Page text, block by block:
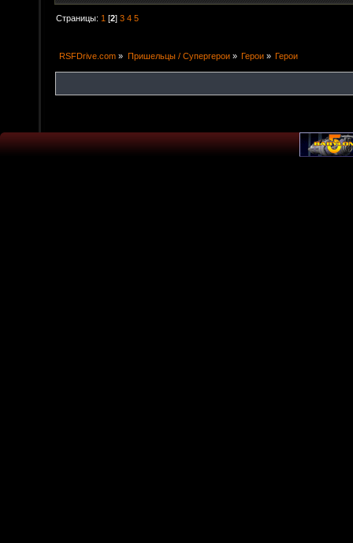
Страницы: 1 [2]3 4 5
RSFDrive.com » Пришельцы / Супергерои» Герои» Герои